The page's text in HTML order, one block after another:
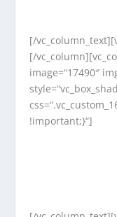
[/
[/
image=“17490″
!important;}“]